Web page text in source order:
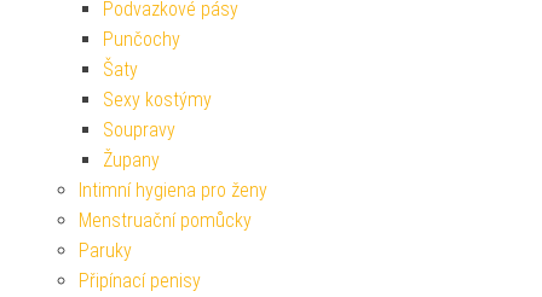
Podvazkové pásy
Punčochy
Šaty
Sexy kostýmy
Soupravy
Župany
Intimní hygiena pro ženy
Menstruační pomůcky
Paruky
Připínací penisy